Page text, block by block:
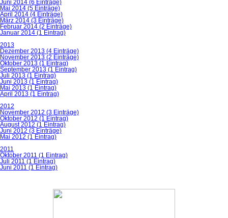
Juni 2014 (6 Einträge)
Mai 2014 (5 Einträge)
April 2014 (4 Einträge)
März 2014 (3 Einträge)
Februar 2014 (2 Einträge)
Januar 2014 (1 Eintrag)
2013
Dezember 2013 (4 Einträge)
November 2013 (2 Einträge)
Oktober 2013 (1 Eintrag)
September 2013 (1 Eintrag)
Juli 2013 (1 Eintrag)
Juni 2013 (1 Eintrag)
Mai 2013 (1 Eintrag)
April 2013 (1 Eintrag)
2012
November 2012 (3 Einträge)
Oktober 2012 (1 Eintrag)
August 2012 (1 Eintrag)
Juni 2012 (3 Einträge)
Mai 2012 (1 Eintrag)
2011
Oktober 2011 (1 Eintrag)
Juli 2011 (1 Eintrag)
Juni 2011 (1 Eintrag)